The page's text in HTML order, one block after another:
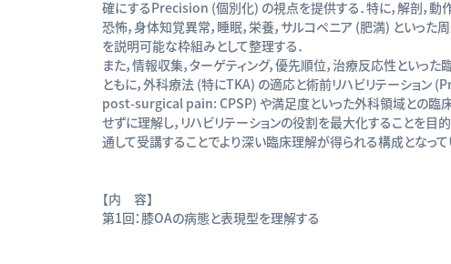
確にするPrecision (個別化) の視点を提供する．特に，解剖，
恐怖，身体知覚異常，睡眠，栄養，サルコペニア (肥満) といっ
を説明可能な枠組みとして整理する．
また，情報収集，ターゲティング，優先順位，治療反応性とい
ともに，外科療法 (特にTKA) の適応と術前リハビリテーショ
post-surgical pain: CPSP) や満足度といった外科領域との臨
せずに理解し，リハビリテーションの役割を最大化することを目
通して受講することでより深い臨床理解が得られる構成となって
【内 容】
第1回：膝OAの病態と表現型を理解する